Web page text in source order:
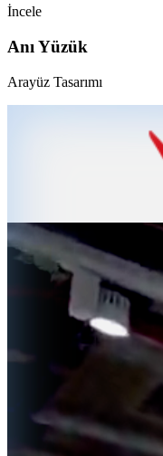
İncele
Anı Yüzük
Arayüz Tasarımı